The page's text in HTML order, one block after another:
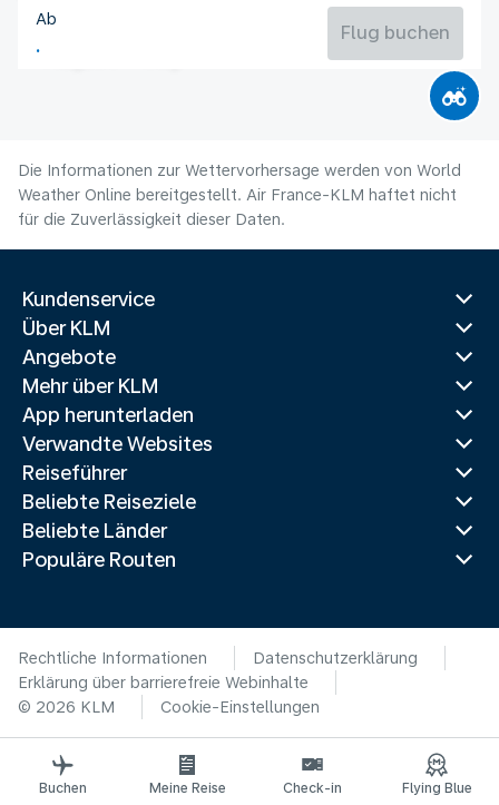
Indien
Ab
Flug buchen
Die Informationen zur Wettervorhersage werden von World
Weather Online bereitgestellt. Air France-KLM haftet nicht
für die Zuverlässigkeit dieser Daten.
Kundenservice
Über KLM
Angebote
Mehr über KLM
App herunterladen
Verwandte Websites
Reiseführer
Beliebte Reiseziele
Beliebte Länder
Populäre Routen
Rechtliche Informationen
Datenschutzerklärung
Erklärung über barrierefreie Webinhalte
© 2026 KLM
Cookie-Einstellungen
Buchen Meine Reise Check-in Flying Blue